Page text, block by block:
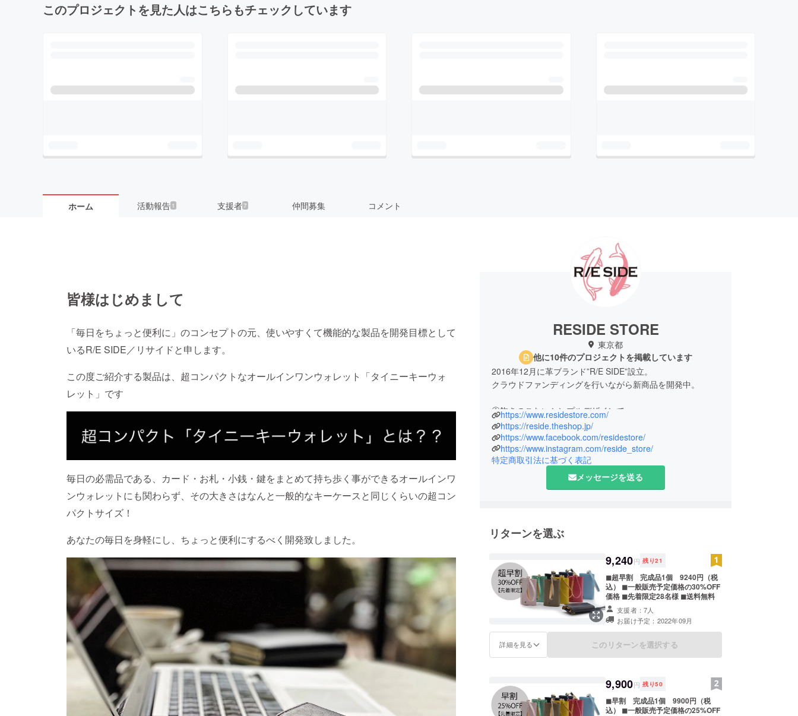
このプロジェクトを見た人はこちらもチェックしています
ホーム 活動報告 1 支援者7 仲間募集 コメント
皆様はじめまして
「毎日をちょっと便利に」のコンセプトの元、使いやすくて機能的な製品を開発目標として
いるR/E SIDE／リサイドと申します。
この度ご紹介する製品は、超コンパクトなオールインワンウォレット「タイニーキーウォ
レット」です
毎日の必需品である、カード・お札・小銭・鍵をまとめて持ち歩く事ができるオールインワ
ンウォレットにも関わらず、その大きさはなんと一般的なキーケースと同じくらいの超コン
パクトサイズ！
あなたの毎日を身軽にし、ちょっと便利にするべく開発致しました。
RESIDE STORE
東京都
他に10件のプロジェクトを掲載しています
2016年12月に革ブランド”R/E SIDE”設立。
クラウドファンディングを行いながら新商品を開発中。
①飽きのこないシンプルデザインで
②毎日使うものだからこそ機能的に
③余計な中間マージンを排除し適正価格にて提供
の３つをポリシーに物作りを行ない、現在インターネットを
https://www.residestore.com/
https://reside.theshop.jp/
https://www.facebook.com/residestore/
https://www.instagram.com/reside_store/
特定商取引法に基づく表記
メッセージを送る
リターンを選ぶ
9,240円 残り21
◼︎超早割 完成品1個 9240円（税
込） ◼︎一般販売予定価格の30%OFF
価格 ◼︎先着限定28名様 ◼︎送料無料
支援者：7人
お届け予定：2022年09月
詳細を見る このリターンを選択する
9,900円 残り50
◼︎早割 完成品1個 9900円（税
込） ◼︎一般販売予定価格の25%OFF